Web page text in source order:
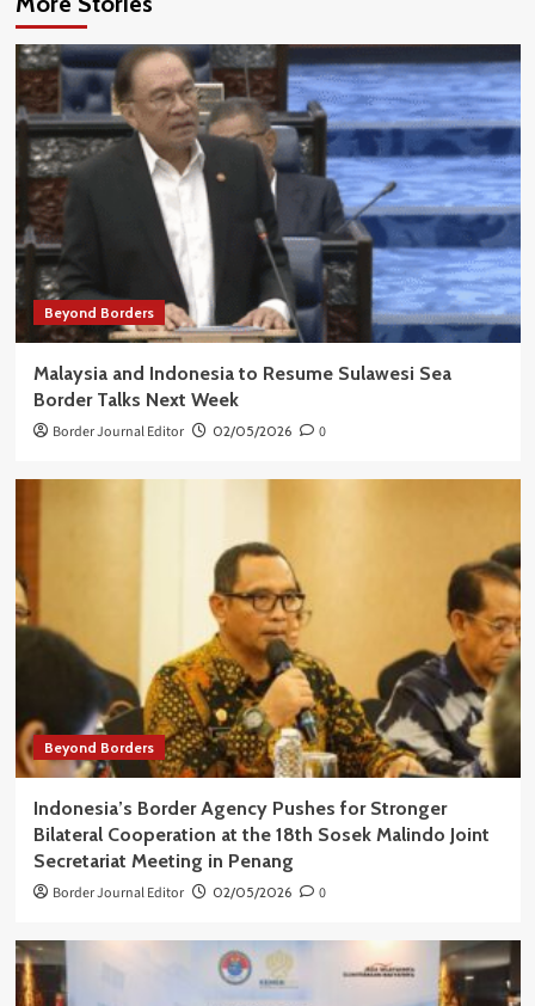
Beyond Borders
Malaysia and Indonesia to Resume Sulawesi Sea
Border Talks Next Week
Border Journal Editor 02/05/2026 0
Beyond Borders
Indonesia’s Border Agency Pushes for Stronger
Bilateral Cooperation at the 18th Sosek Malindo Joint
Secretariat Meeting in Penang
Border Journal Editor 02/05/2026 0